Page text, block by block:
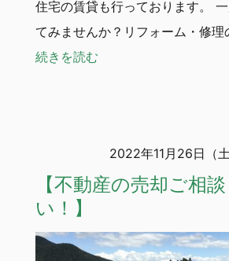
住宅の賃貸も行っております。
てみませんか？リフォーム・修
続きを読む“【戸建住宅を貸した
2022年11月26日（土
【不動産の売却ご相
い！】